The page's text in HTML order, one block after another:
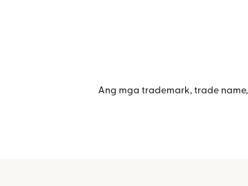
Ang mga trademark, trade